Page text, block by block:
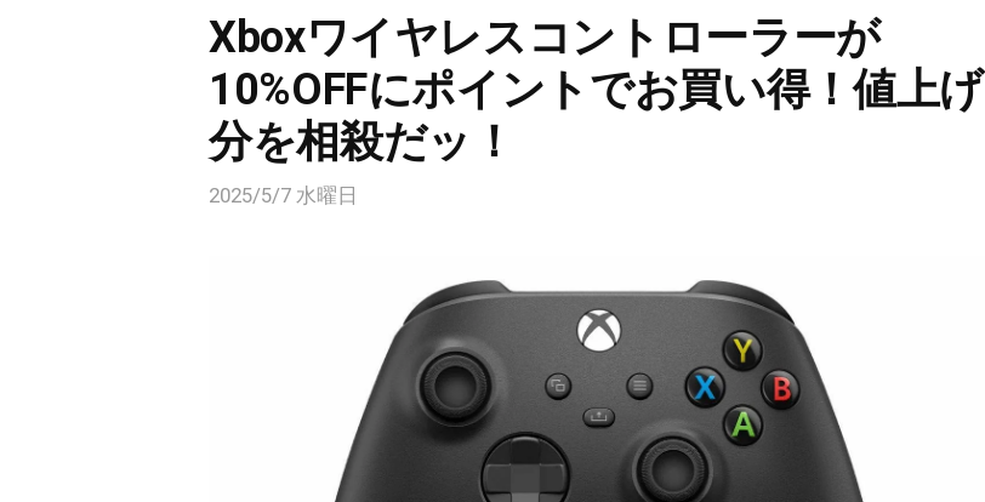
Xboxワイヤレスコントローラーが
10%OFFにポイントでお買い得！値上げ
分を相殺だッ！
2025/5/7 水曜日